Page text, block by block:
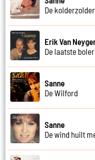
De kolderzolder
Erik Van
De laatste
Sanne
De Wilford
Sanne
De wind huilt